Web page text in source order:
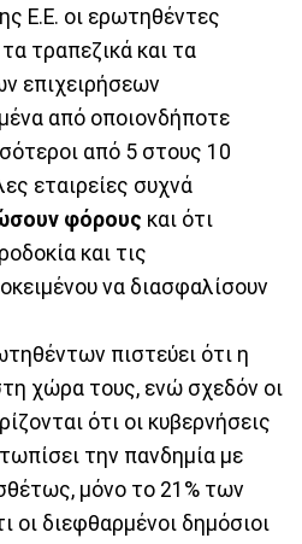
Ε.Ε. οι ερωτηθέντες
τραπεζικά και τα
επιχειρήσεων
από οποιονδήποτε
από 5 στους 10
εταιρείες συχνά
φόρους και ότι
και τις
να διασφαλίσουν
πιστεύει ότι η
χώρα τους, ενώ σχεδόν οι
ότι οι κυβερνήσεις
την πανδημία με
μόνο το 21% των
οι διεφθαρμένοι δημόσιοι